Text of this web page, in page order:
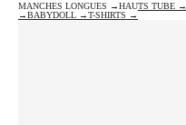
MANCHES LONGUES →HAUTS TUBE →
→BABYDOLL →T-SHIRTS →